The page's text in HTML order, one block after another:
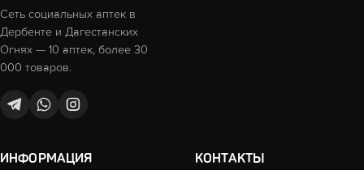
Сеть социальных аптек в
Дербенте и Дагестанских
Огнях — 10 аптек, более 30
000 товаров.
ИНФОРМАЦИЯ КОНТАКТЫ